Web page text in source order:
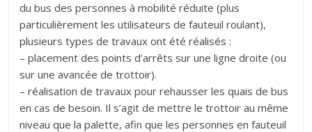
du bus des personnes à mobilité réduite (plus
particulièrement les utilisateurs de fauteuil roulant),
plusieurs types de travaux ont été réalisés :
– placement des points d’arrêts sur une ligne droite (ou
sur une avancée de trottoir).
– réalisation de travaux pour rehausser les quais de bus
en cas de besoin. Il s’agit de mettre le trottoir au même
niveau que la palette, afin que les personnes en fauteuil